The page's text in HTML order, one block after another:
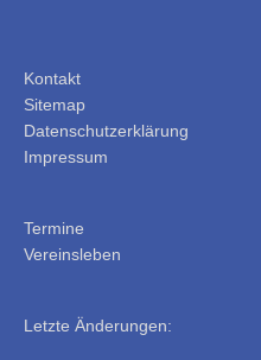
Kontakt
Sitemap
Datenschutzerklärung
Impressum
Termine
Vereinsleben
Letzte Änderungen: